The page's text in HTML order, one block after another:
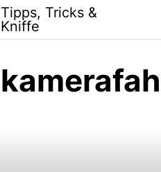
Tipps, Tricks &
Kniffe